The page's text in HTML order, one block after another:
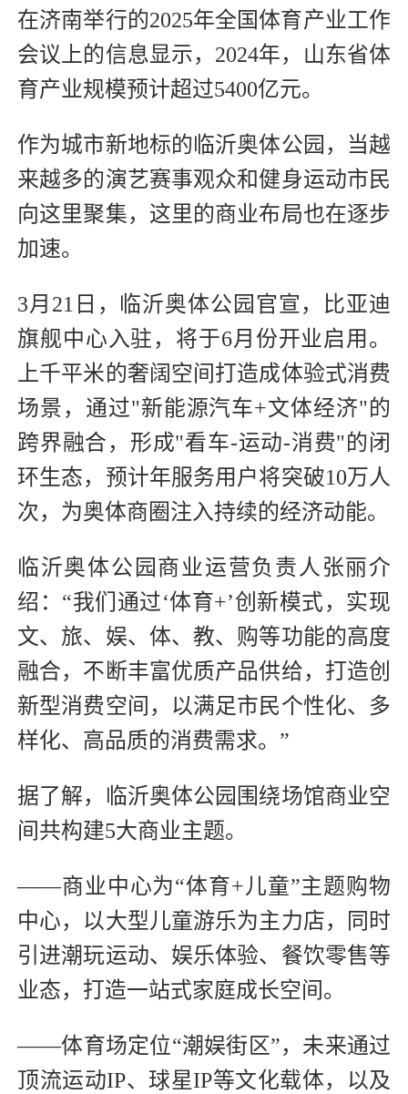
在济南举行的2025年全国体育产业工作
会议上的信息显示，2024年，山东省体
育产业规模预计超过5400亿元。
作为城市新地标的临沂奥体公园，当越
来越多的演艺赛事观众和健身运动市民
向这里聚集，这里的商业布局也在逐步
加速。
3月21日，临沂奥体公园官宣，比亚迪
旗舰中心入驻，将于6月份开业启用。
上千平米的奢阔空间打造成体验式消费
场景，通过"新能源汽车+文体经济"的
跨界融合，形成"看车-运动-消费"的闭
环生态，预计年服务用户将突破10万人
次，为奥体商圈注入持续的经济动能。
临沂奥体公园商业运营负责人张丽介
绍：“我们通过‘体育+’创新模式，实现
文、旅、娱、体、教、购等功能的高度
融合，不断丰富优质产品供给，打造创
新型消费空间，以满足市民个性化、多
样化、高品质的消费需求。”
据了解，临沂奥体公园围绕场馆商业空
间共构建5大商业主题。
——商业中心为“体育+儿童”主题购物
中心，以大型儿童游乐为主力店，同时
引进潮玩运动、娱乐体验、餐饮零售等
业态，打造一站式家庭成长空间。
——体育场定位“潮娱街区”，未来通过
顶流运动IP、球星IP等文化载体，以及